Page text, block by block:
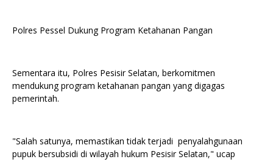
Polres Pessel Dukung Program Ketahanan Pangan
Sementara itu, Polres Pesisir Selatan, berkomitmen
mendukung program ketahanan pangan yang digagas
pemerintah.
"Salah satunya, memastikan tidak terjadi penyalahgunaan
pupuk bersubsidi di wilayah hukum Pesisir Selatan," ucap